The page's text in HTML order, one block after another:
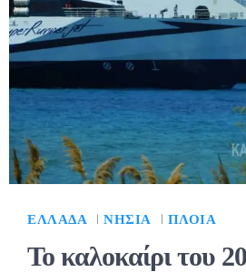
ΕΛΛΆΔΑ ΝΗΣΙΆ ΠΛΟΊΑ
Το καλοκαίρι του